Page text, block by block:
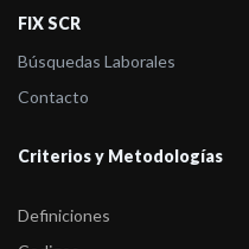
- FIX (afiliada de Fitch
FIX (afiliada de Fitch
-FIX (afiliada de Fitch
FIX SCR
Búsquedas Laborales
Contacto
Criterios y Metodologías
Definiciones